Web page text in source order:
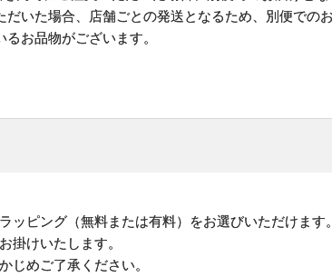
いた場合、店舗ごとの発送となるため、別便での
お品物がございます。
ッピング（無料または有料）をお選びいただけます。
掛けいたします。
じめご了承ください。